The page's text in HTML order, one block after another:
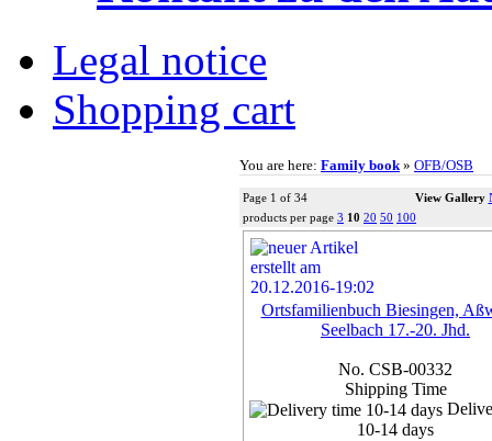
Legal notice
Shopping cart
You are here: Family book » OFB/OSB
Page 1 of 34 View Gallery
products per page 3 10 20 50 100
Ortsfamilienbuch Biesingen,
Seelbach 17.-20. Jhd.
No. CSB-00332
Shipping Time
10-14 days